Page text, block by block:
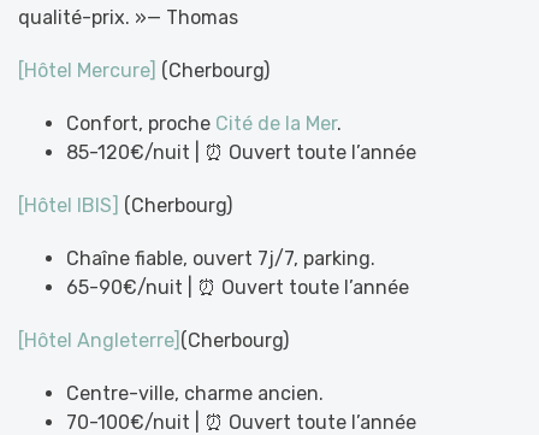
qualité-prix. »— Thomas
[Hôtel Mercure] (Cherbourg)
Confort, proche Cité de la Mer.
85-120€/nuit | ⏰ Ouvert toute l’année
[Hôtel IBIS] (Cherbourg)
Chaîne fiable, ouvert 7j/7, parking.
65-90€/nuit | ⏰ Ouvert toute l’année
[Hôtel Angleterre] (Cherbourg)
Centre-ville, charme ancien.
70-100€/nuit | ⏰ Ouvert toute l’année